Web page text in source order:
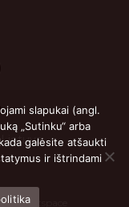
Lietuva
byGetspace
slapukai (angl.
„Sutinku“ arba
galėsite atšaukti
ir ištrindami